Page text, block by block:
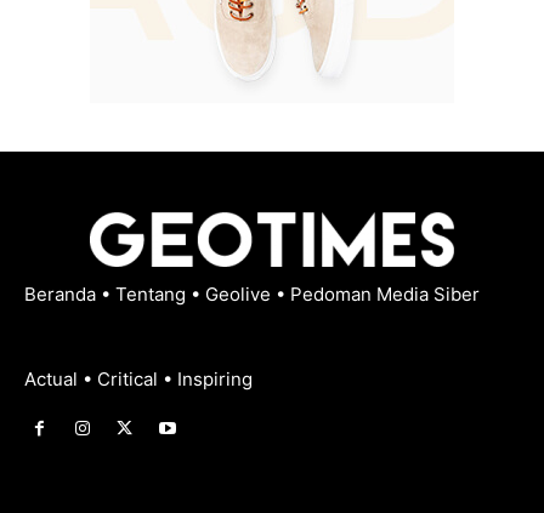
Beranda • Tentang • Geolive • Pedoman Media Siber
Actual • Critical • Inspiring